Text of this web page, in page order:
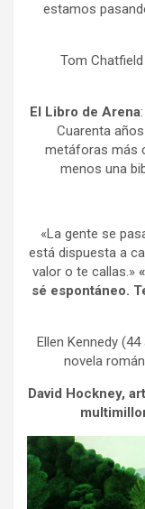
estamos
Tom
El Libro de Arena
Cuarenta
metáforas más
menos una
«La gente se
está dispuesta a
valor o te callas.»
sé espontáneo.
Ellen Kennedy
novela
David Hockney,